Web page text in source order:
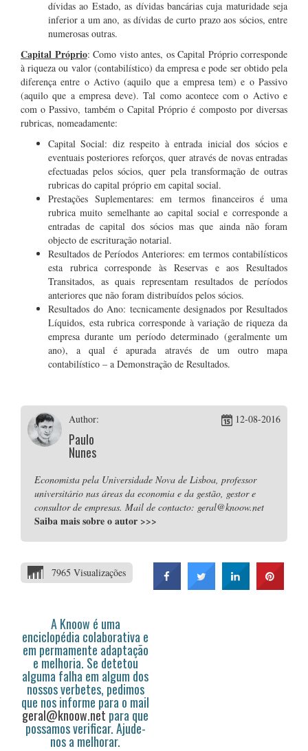
dívidas ao Estado, as dívidas bancárias cuja maturidade seja
inferior a um ano, as dívidas de curto prazo aos sócios, entre
numerosas outras.
Capital Próprio: Como visto antes, os Capital Próprio corresponde
à riqueza ou valor (contabilístico) da empresa e pode ser obtido pela
diferença entre o Activo (aquilo que a empresa tem) e o Passivo
(aquilo que a empresa deve). Tal como acontece com o Activo e
com o Passivo, também o Capital Próprio é composto por diversas
rubricas, nomeadamente:
Capital Social: diz respeito à entrada inicial dos sócios e
eventuais posteriores reforços, quer através de novas entradas
efectuadas pelos sócios, quer pela transformação de outras
rubricas do capital próprio em capital social.
Prestações Suplementares: em termos financeiros é uma
rubrica muito semelhante ao capital social e corresponde a
entradas de capital dos sócios mas que ainda não foram
objecto de escrituração notarial.
Resultados de Períodos Anteriores: em termos contabilísticos
esta rubrica corresponde às Reservas e aos Resultados
Transitados, as quais representam resultados de períodos
anteriores que não foram distribuídos pelos sócios.
Resultados do Ano: tecnicamente designados por Resultados
Líquidos, esta rubrica corresponde à variação de riqueza da
empresa durante um período determinado (geralmente um
ano), a qual é apurada através de um outro mapa
contabilístico – a Demonstração de Resultados.
Author:
Paulo
Nunes
12-08-2016
Economista pela Universidade Nova de Lisboa, professor
universitário nas áreas da economia e da gestão, gestor e
consultor de empresas. Mail de contacto: geral@knoow.net
Saiba mais sobre o autor >>>
7965 Visualizações
A Knoow é uma
enciclopédia colaborativa e
em permamente adaptação
e melhoria. Se detetou
alguma falha em algum dos
nossos verbetes, pedimos
que nos informe para o mail
geral@knoow.net para que
possamos verificar. Ajude-
nos a melhorar.